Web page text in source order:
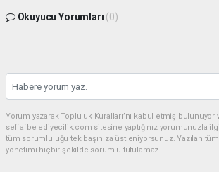
Okuyucu Yorumları (0)
Yorum yazarak Topluluk Kuralları’nı kabul etmiş bulunuyor
seffafbelediyecilik.com sitesine yaptığınız yorumunuzla
tüm sorumluluğu tek başınıza üstleniyorsunuz. Yazılan
yönetimi hiçbir şekilde sorumlu tutulamaz.